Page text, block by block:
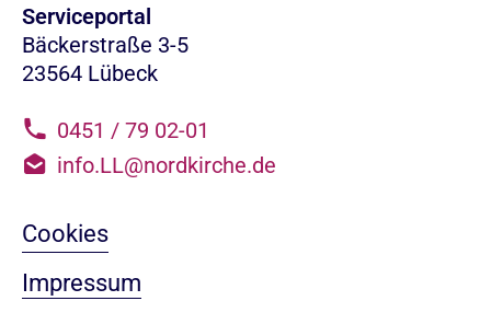
Serviceportal
Bäckerstraße 3-5
23564 Lübeck
0451 / 79 02-01
info.LL@nordkirche.de
Cookies
Impressum